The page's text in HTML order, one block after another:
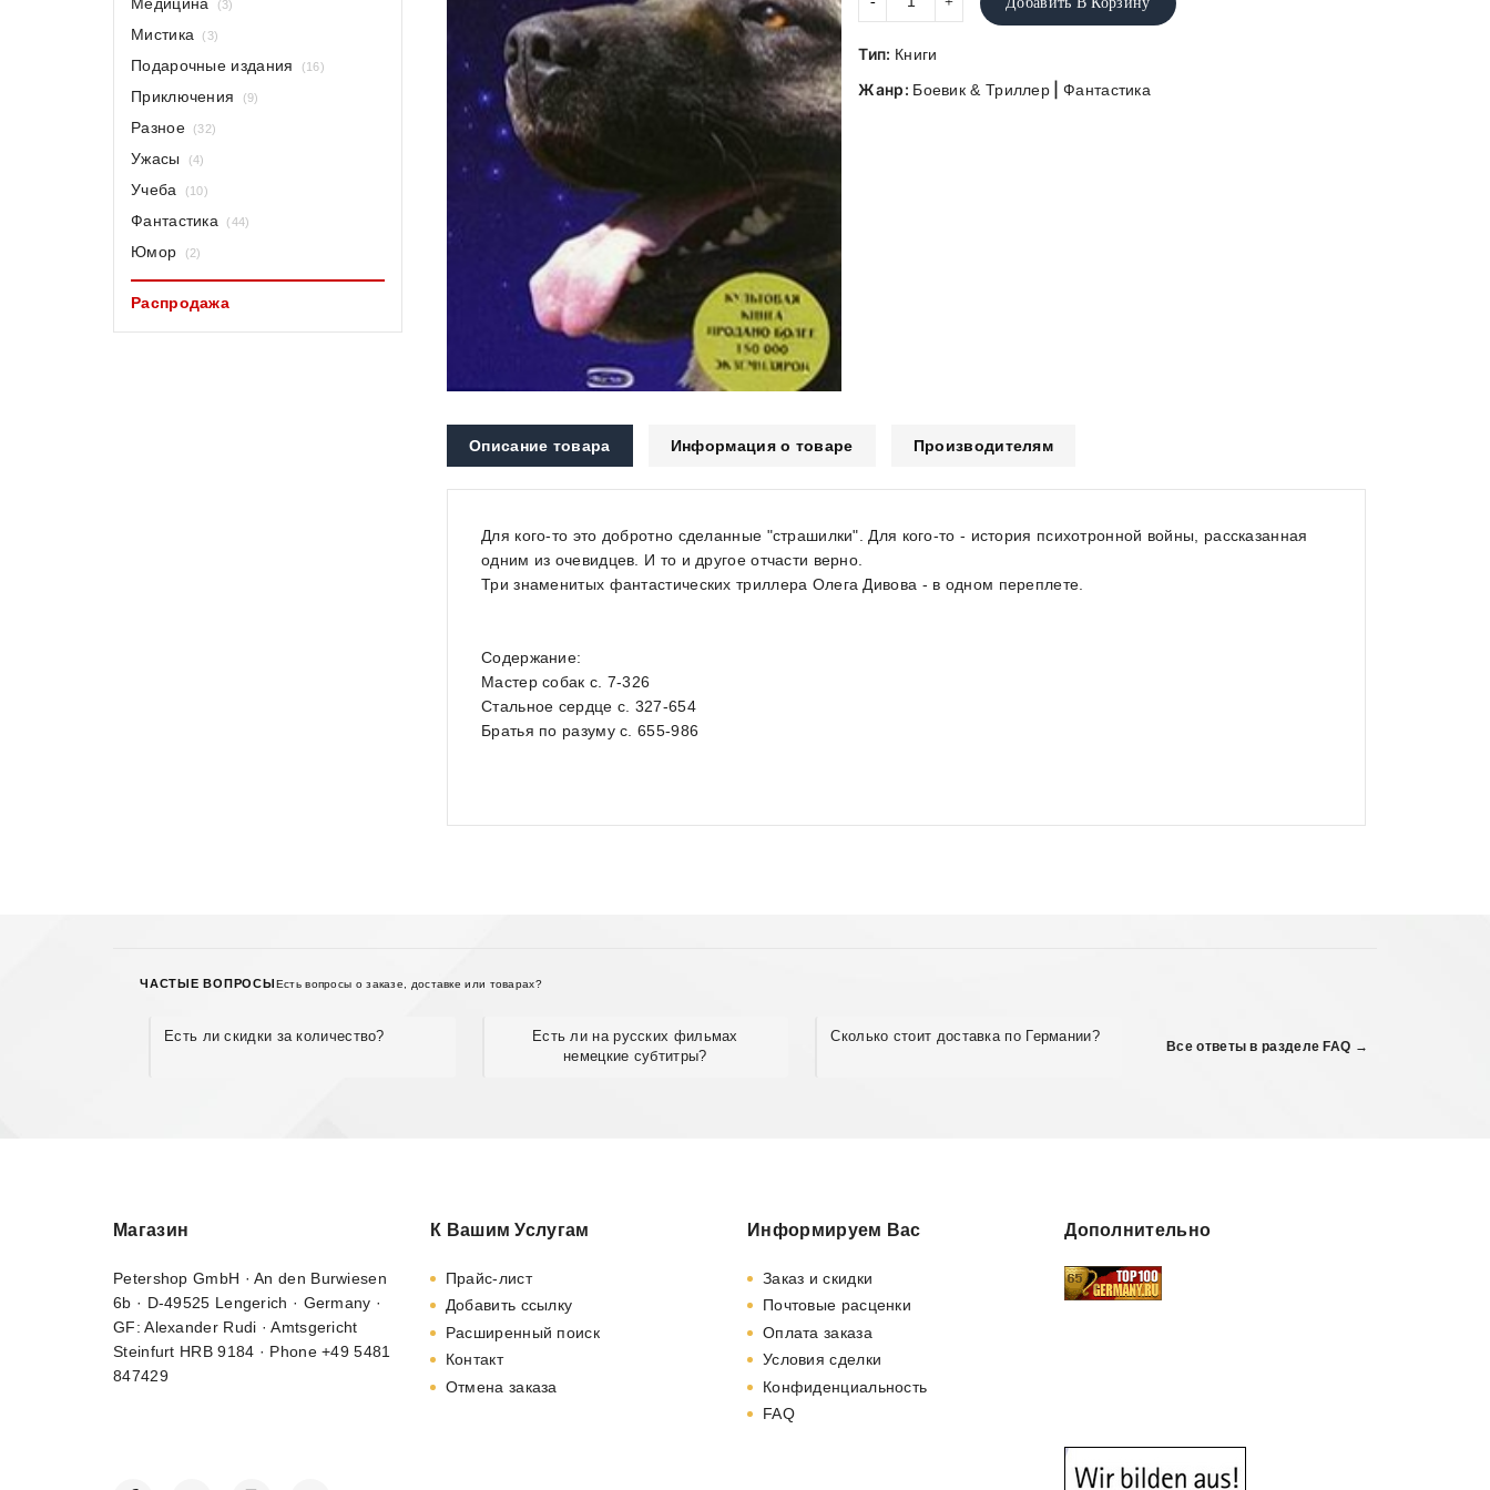
Тип: Книги
Жанр: Боевик & Триллер Фантастика
Описание товара Информация о товаре Производителям
Для кого-то это добротно сделанные "страшилки". Для кого-то - история психотронной войны, рассказанная
одним из очевидцев. И то и другое отчасти верно.
Три знаменитых фантастических триллера Олега Дивова - в одном переплете.
Содержание:
Мастер собак c. 7-326
Стальное сердце c. 327-654
Братья по разуму с. 655-986
(3)
Мистика (3)
Подарочные издания (16)
Приключения (9)
Разное (32)
Ужасы (4)
Учеба (10)
Фантастика (44)
Юмор (2)
Распродажа
ЧАСТЫЕ ВОПРОСЫЕсть вопросы о заказе, доставке или товарах?
Есть ли скидки за количество?
Есть ли на русских фильмах
немецкие субтитры?
Сколько стоит доставка по Германии?
Все ответы в разделе FAQ →
Магазин
Petershop GmbH · An den Burwiesen
6b · D-49525 Lengerich · Germany ·
GF: Alexander Rudi · Amtsgericht
Steinfurt HRB 9184 · Phone +49 5481
847429
К Вашим Услугам
Прайс-лист
Добавить ссылку
Расширенный поиск
Контакт
Отмена заказа
Информируем Вас
Заказ и скидки
Почтовые расценки
Оплата заказа
Условия сделки
Конфиденциальность
FAQ
Дополнительно